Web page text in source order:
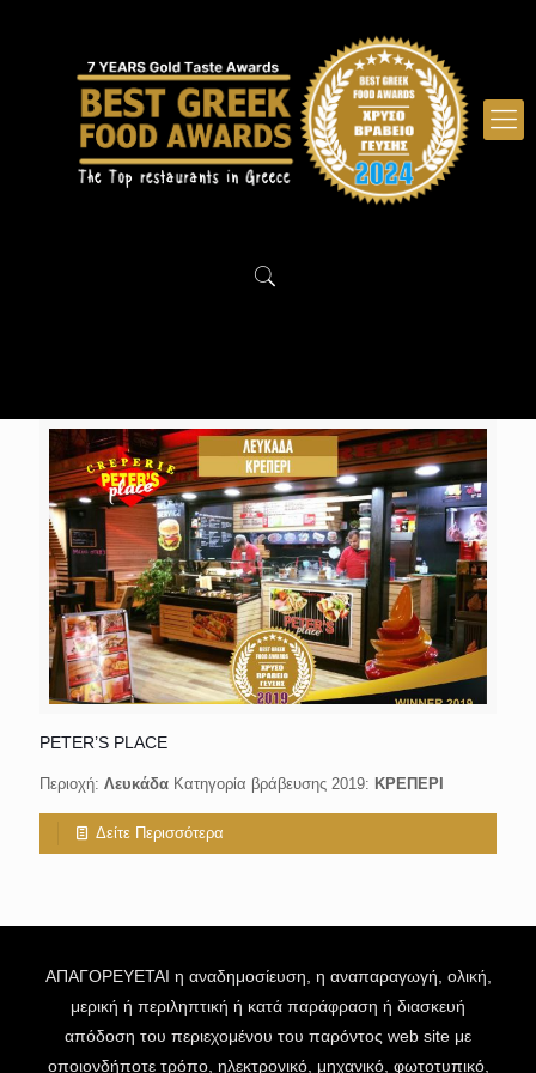
PETER’S PLACE
Περιοχή: Λευκάδα Κατηγορία βράβευσης 2019: ΚΡΕΠΕΡΙ
Δείτε Περισσότερα
ΑΠΑΓΟΡΕΥΕΤΑΙ η αναδημοσίευση, η αναπαραγωγή, ολική,
μερική ή περιληπτική ή κατά παράφραση ή διασκευή
απόδοση του περιεχομένου του παρόντος web site με
οποιονδήποτε τρόπο, ηλεκτρονικό, μηχανικό, φωτοτυπικό,